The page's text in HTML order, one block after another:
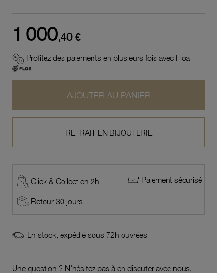
1 000,40 €
Profitez des paiements en plusieurs fois avec Floa
AJOUTER AU PANIER
RETRAIT EN BIJOUTERIE
Click & Collect en 2h Paiement sécurisé
Retour 30 jours
En stock, expédié sous 72h ouvrées
Une question ? N'hésitez pas à en discuter avec nous.